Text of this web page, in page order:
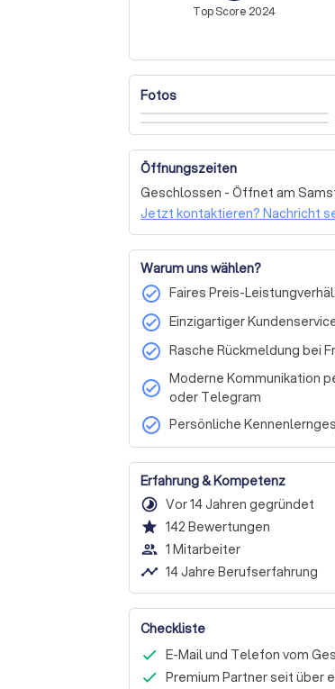
TopScore 2024
Fotos
Öffnungszeiten
Geschlossen - Öffnet am
Jetzt kontaktieren? Nachricht
Warum uns wählen?
check_circle Faires Preis-
check_circle Einzigartiger
check_circle Rasche Rückmeldung bei
check_circle Moderne Kommunikation
oder Telegram
check_circle Persönliche
Erfahrung & Kompetenz
timelapse Vor 14 Jahren gegründet
star 142 Bewertungen
people_outline 1 Mitarbeiter
timeline 14 Jahre Berufserfahrung
Checkliste
E-Mail und Telefon vom
Premium Partner seit über